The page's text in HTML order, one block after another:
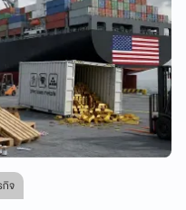
กิจ